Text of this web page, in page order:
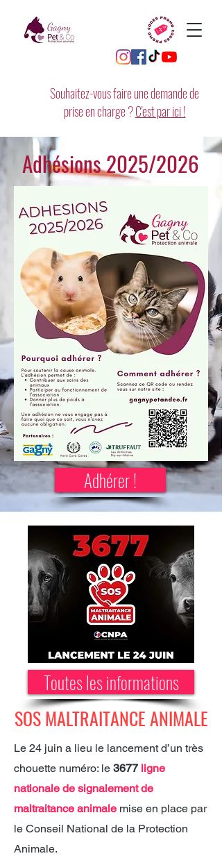
Souhaitez-vous faire une demande de
prise en charge ?C'est par ici !
Adhésions 2025/2026
Adhérer !
Toutes les informations
SOS MALTRAITANCE ANIMALE
Le 24 juin a lieu le lancement d’un très
chouette numéro: le 3677 ligne
nationale de signalement de
maltraitance animale mise en place par
le Conseil National de la Protection
Animale.